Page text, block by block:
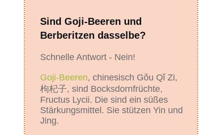
Sind Goji-Beeren und
Berberitzen dasselbe?
Schnelle Antwort - Nein!
Goji-Beeren, chinesisch Gǒu Qǐ Zi,
枸杞子, sind Bocksdornfrüchte,
Fructus Lycii. Die sind ein süßes
Stärkungsmittel. Sie stützen Yin und
Jing.